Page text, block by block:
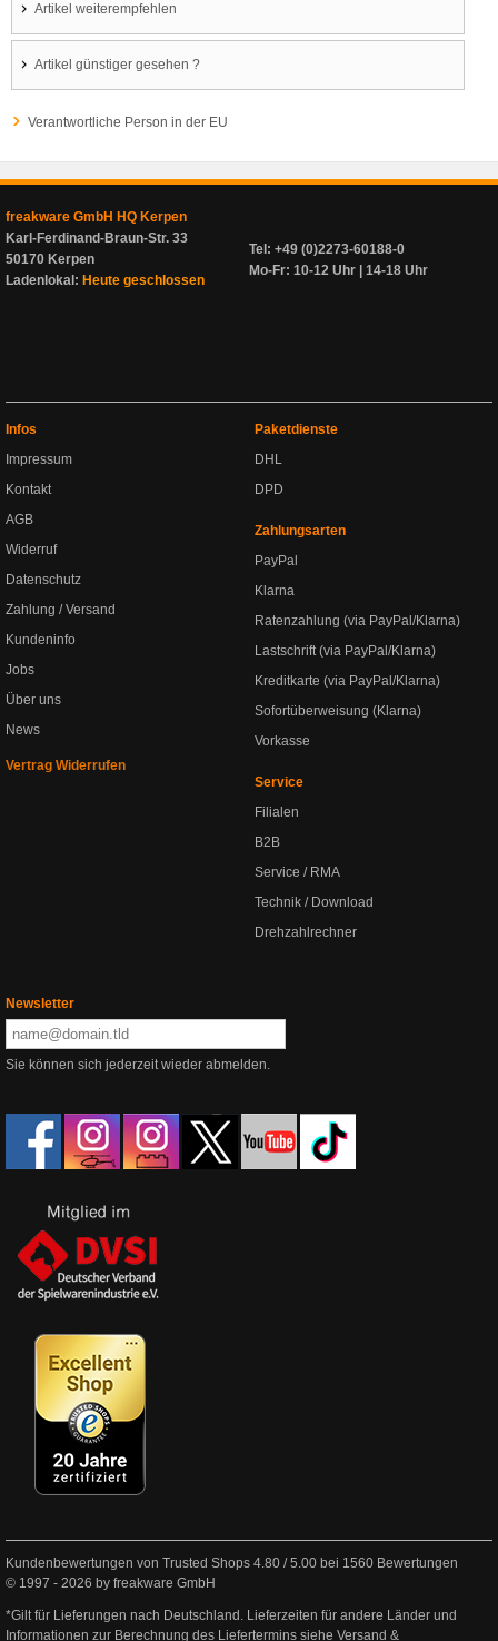
Artikel weiterempfehlen
Artikel günstiger gesehen ?
Verantwortliche Person in der EU
freakware GmbH HQ Kerpen
Karl-Ferdinand-Braun-Str. 33
50170 Kerpen
Ladenlokal: Heute geschlossen
Tel: +49 (0)2273-60188-0
Mo-Fr: 10-12 Uhr | 14-18 Uhr
Infos
Impressum
Kontakt
AGB
Widerruf
Datenschutz
Zahlung / Versand
Kundeninfo
Jobs
Über uns
News
Vertrag Widerrufen
Paketdienste
DHL
DPD
Zahlungsarten
PayPal
Klarna
Ratenzahlung (via PayPal/Klarna)
Lastschrift (via PayPal/Klarna)
Kreditkarte (via PayPal/Klarna)
Sofortüberweisung (Klarna)
Vorkasse
Service
Filialen
B2B
Service / RMA
Technik / Download
Drehzahlrechner
Newsletter
Sie können sich jederzeit wieder abmelden.
Kundenbewertungen von Trusted Shops 4.80 /5.00 bei 1560 Bewertungen
© 1997 - 2026 by freakware GmbH
*Gilt für Lieferungen nach Deutschland. Lieferzeiten für andere Länder und
Informationen zur Berechnung des Liefertermins siehe Versand &